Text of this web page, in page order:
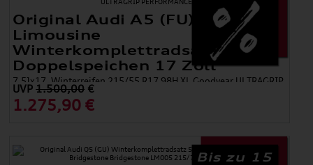
Original Audi A5 (FU) Avant /
Limousine
Winterkomplettradsatz 5-
Doppelspeichen 17 Zoll
7,5Jx17, Winterreifen 215/55 R17 98H XL Goodyear ULTRAGRIP
PERFORMANCE 3
UVP1.500,00 €
1.275,90 €
Bis zu 15